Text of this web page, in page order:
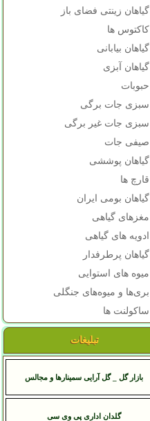
گیاهان زینتی فضای باز
کاکتوس ها
گیاهان بیابانی
گیاهان آبزی
حبوبات
سبزی جات برگی
سبزی جات غیر برگی
صیفی جات
گیاهان پوششی
قارچ ها
گیاهان بومی ایران
مغزهای گیاهی
ادویه های گیاهی
گیاهان پرطرفدار
میوه های استوایی
بری‌ها و میوه‌های جنگلی
ساکولنت ها
تبلیغات
بازار گل _ گل آرایی سمینارها و مجالس
گلدان اداری پی وی سی